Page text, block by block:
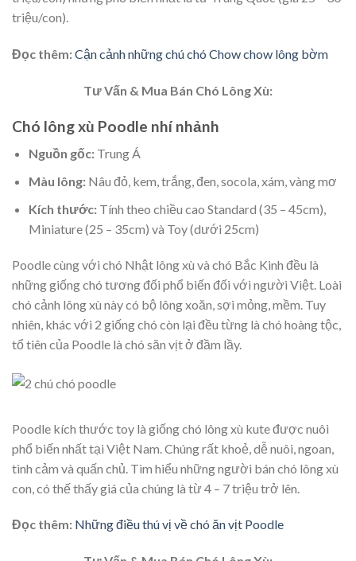
triệu/con).
Đọc thêm:Cận cảnh những chú chó Chow chow lông bờm
Tư Vấn & Mua Bán Chó Lông Xù:
Chó lông xù Poodle nhí nhảnh
Nguồn gốc: Trung Á
Màu lông:Nâu đỏ, kem, trắng, đen, socola, xám, vàng mơ
Kích thước:Tính theo chiều cao Standard (35 – 45cm),
Miniature (25 – 35cm) và Toy (dưới 25cm)
Poodle cùng với chó Nhật lông xù và chó Bắc Kinh đều là
những giống chó tương đối phổ biến đối với người Việt. Loài
chó cảnh lông xù này có bộ lông xoăn, sợi mỏng, mềm. Tuy
nhiên, khác với 2 giống chó còn lại đều từng là chó hoàng tộc,
tổ tiên của Poodle là chó săn vịt ở đầm lầy.
Poodle kích thước toy là giống chó lông xù kute được nuôi
phổ biến nhất tại Việt Nam. Chúng rất khoẻ, dễ nuôi, ngoan,
tình cảm và quấn chủ. Tìm hiểu những người bán chó lông xù
con, có thế thấy giá của chúng là từ 4 – 7 triệu trở lên.
Đọc thêm: Những điều thú vị về chó ăn vịt Poodle